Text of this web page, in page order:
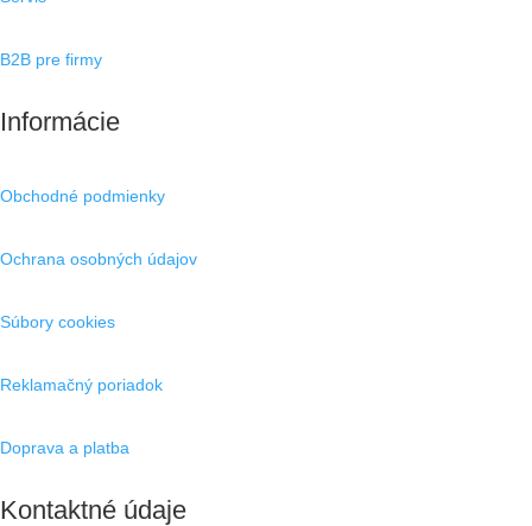
B2B pre firmy
Informácie
Obchodné podmienky
Ochrana osobných údajov
Súbory cookies
Reklamačný poriadok
Doprava a platba
Kontaktné údaje